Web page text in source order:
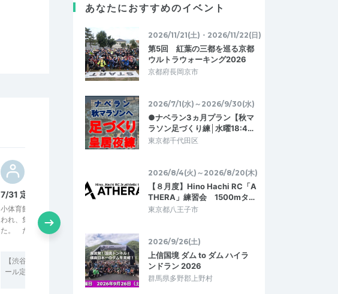
7/31 定期練習会(初中級)
小体育館での練習会は2面でコンパクトに行
われ、集中力もキープしやすいと感じまし
た。 ただ1時間のみの練習会は少し物足…
【渋谷区スポーツセンター】ピックルボ
ール定期スクール
2026/7/24～2026/7/31
2026/07/21
楽しい交流会でした♡
ピックルボールを初めて約10ヶ月。まだま
【渋谷区スポーツセンター】ピックルボ
ールダブルス・MIX交流会
あなたにおすすめのイベント
2026/11/21(土)・2026/11/22(日)
第5回 紅葉の三都を巡る京都
ウルトラウォーキング2026
京都府長岡京市
2026/7/1(水)～2026/9/30(水)
●ナベラン3ヵ月プラン【秋マ
ラソン足づくり練│水曜18:4…
東京都千代田区
2026/8/4(火)～2026/8/20(木)
【８月度】Hino Hachi RC「A
THERA」練習会 1500mタ…
東京都八王子市
2026/9/26(土)
上信国境 ダム to ダム ハイラ
ンドラン 2026
群馬県多野郡上野村